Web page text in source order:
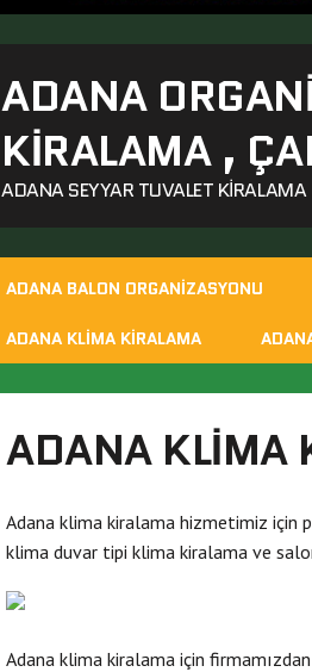
ADANA
KIRALAMA ,
ADANA SEYYAR TUVALET
ADANA BALON ORGANIZASYONU
ADANA KLIMA KIRALAMA
ADANA KLIMA
Adana klima kiralama hizmetimiz için
klima duvar tipi klima kiralama ve
Adana klima kiralama için